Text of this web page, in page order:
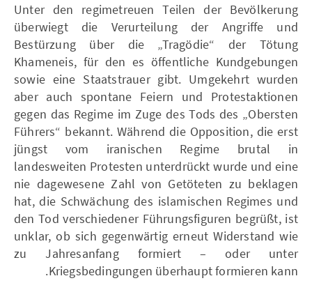
Unter den regimetreuen Teilen der Bevölkerung
überwiegt die Verurteilung der Angriffe und
Bestürzung über die „Tragödie“ der Tötung
Khameneis, für den es öffentliche Kundgebungen
sowie eine Staatstrauer gibt. Umgekehrt wurden
aber auch spontane Feiern und Protestaktionen
gegen das Regime im Zuge des Tods des „Obersten
Führers“ bekannt. Während die Opposition, die erst
jüngst vom iranischen Regime brutal in
landesweiten Protesten unterdrückt wurde und eine
nie dagewesene Zahl von Getöteten zu beklagen
hat, die Schwächung des islamischen Regimes und
den Tod verschiedener Führungsfiguren begrüßt, ist
unklar, ob sich gegenwärtig erneut Widerstand wie
zu Jahresanfang formiert – oder unter
Kriegsbedingungen überhaupt formieren kann.